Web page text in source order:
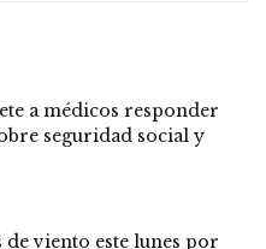
a médicos responder
seguridad social y
viento este lunes por